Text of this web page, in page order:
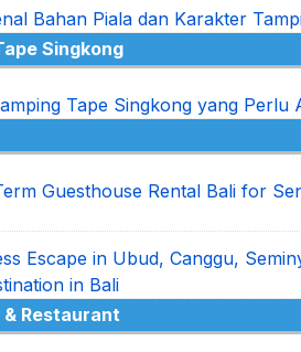
Bahan Piala dan Karakter
Singkong
Tape Singkong yang Perlu
Guesthouse Rental Bali for
Escape in Ubud, Canggu,
in Bali
& Restaurant